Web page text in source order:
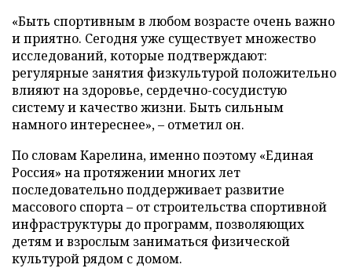
«Быть спортивным в любом возрасте очень важно
и приятно. Сегодня уже существует множество
исследований, которые подтверждают:
регулярные занятия физкультурой положительно
влияют на здоровье, сердечно-сосудистую
систему и качество жизни. Быть сильным
намного интереснее», – отметил он.
По словам Карелина, именно поэтому «Единая
Россия» на протяжении многих лет
последовательно поддерживает развитие
массового спорта – от строительства спортивной
инфраструктуры до программ, позволяющих
детям и взрослым заниматься физической
культурой рядом с домом.